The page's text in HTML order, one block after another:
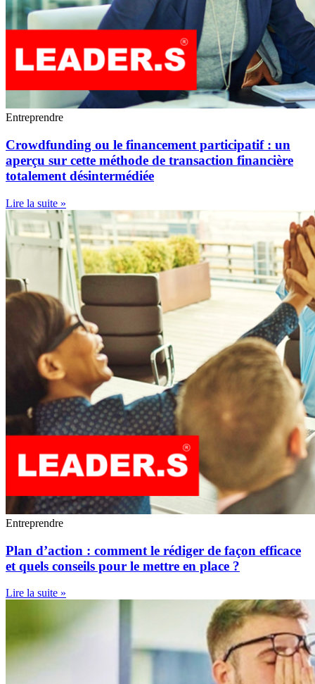
Entreprendre
Crowdfunding ou le financement participatif : un
aperçu sur cette méthode de transaction financière
totalement désintermédiée
Lire la suite »
Entreprendre
Plan d’action : comment le rédiger de façon efficace
et quels conseils pour le mettre en place ?
Lire la suite »